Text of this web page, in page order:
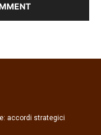
accordi strategici